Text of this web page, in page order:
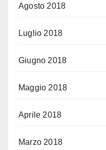
Agosto 2018
Luglio 2018
Giugno 2018
Maggio 2018
Aprile 2018
Marzo 2018